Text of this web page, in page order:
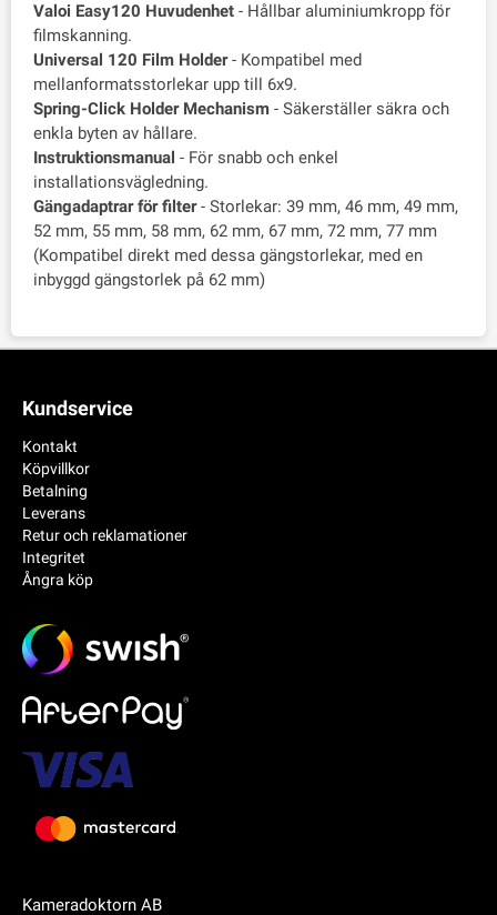
Valoi Easy120 Huvudenhet - Hållbar aluminiumkropp för
filmskanning.
Universal 120 Film Holder- Kompatibel med
mellanformatsstorlekar upp till 6x9.
Spring-Click Holder Mechanism - Säkerställer säkra och
enkla byten av hållare.
Instruktionsmanual - För snabb och enkel
installationsvägledning.
Gängadaptrar för filter- Storlekar: 39 mm, 46 mm, 49 mm,
52 mm, 55 mm, 58 mm, 62 mm, 67 mm, 72 mm, 77 mm
(Kompatibel direkt med dessa gängstorlekar, med en
inbyggd gängstorlek på 62 mm)
Kameradoktorn AB
Kundservice
Kontakt
Köpvillkor
Betalning
Leverans
Retur och reklamationer
Integritet
Ångra köp